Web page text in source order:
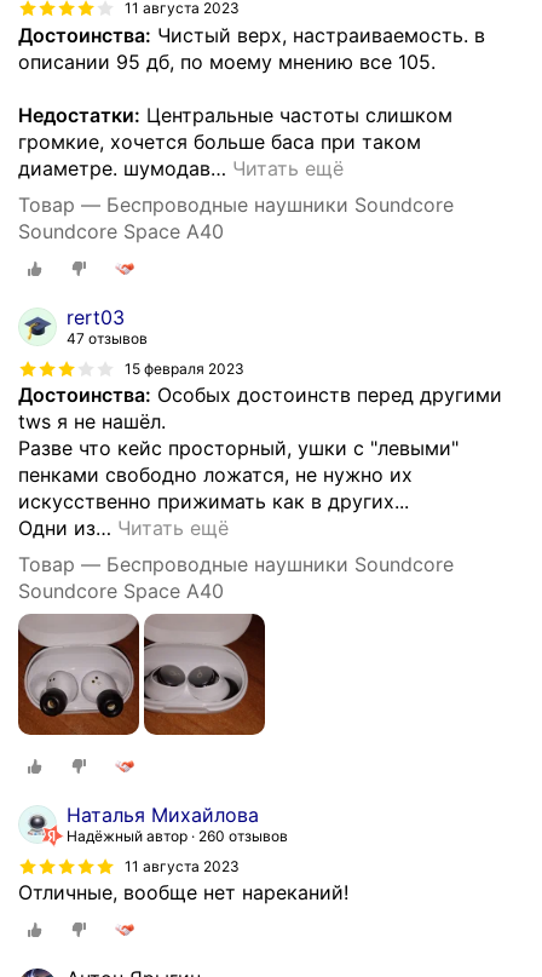
11 августа 2023
Достоинства: Чистый верх, настраиваемость. в
описании 95 дб, по моему мнению все 105.
Недостатки: Центральные частоты слишком
громкие, хочется больше баса при таком
диаметре. шумодав… Читать ещё
Товар — Беспроводные наушники Soundcore
Soundcore Space A40
rert03
47 отзывов
15 февраля 2023
Достоинства: Особых достоинств перед другими
tws я не нашёл.
Разве что кейс просторный, ушки с "левыми"
пенками свободно ложатся, не нужно их
искусственно прижимать как в других...
Одни из… Читать ещё
Товар — Беспроводные наушники Soundcore
Soundcore Space A40
Наталья Михайлова
Надёжный автор
260 отзывов
11 августа 2023
Отличные, вообще нет нареканий!